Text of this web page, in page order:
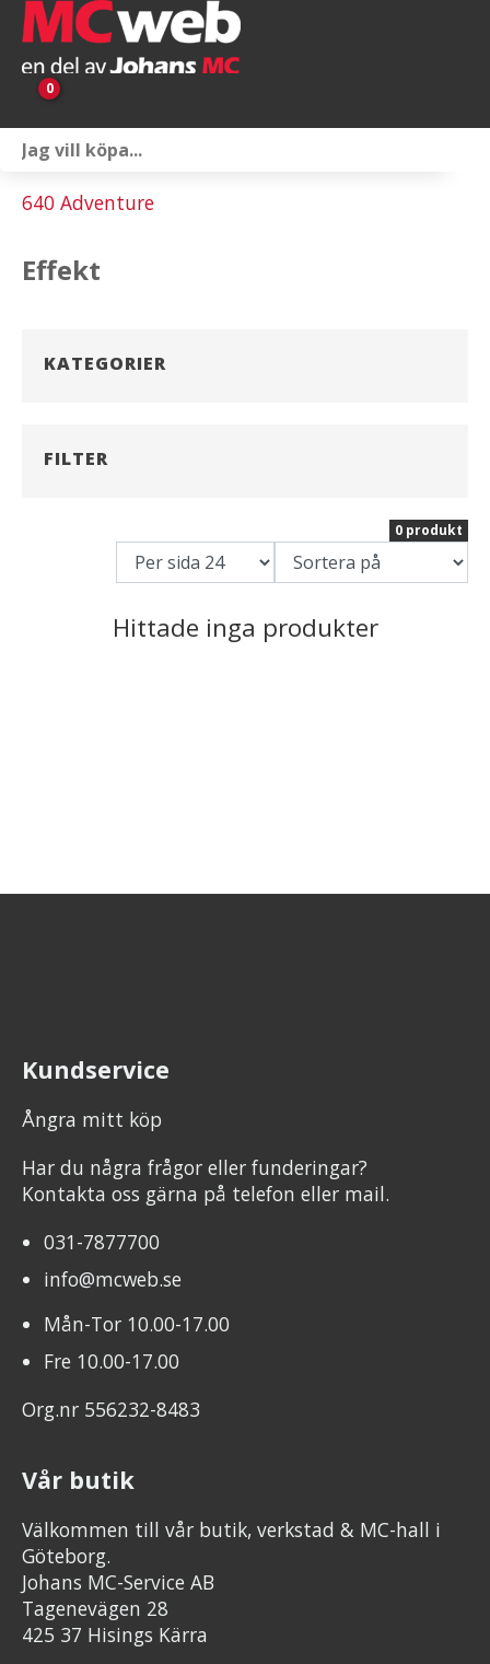
0
640 Adventure
Effekt
KATEGORIER
FILTER
0 produkt
Hittade inga produkter
Kundservice
Ångra mitt köp
Har du några frågor eller funderingar?
Kontakta oss gärna på telefon eller mail.
031-7877700
info@mcweb.se
Mån-Tor 10.00-17.00
Fre 10.00-17.00
Org.nr 556232-8483
Vår butik
Välkommen till vår butik, verkstad & MC-hall i
Göteborg.
Johans MC-Service AB
Tagenevägen 28
425 37 Hisings Kärra